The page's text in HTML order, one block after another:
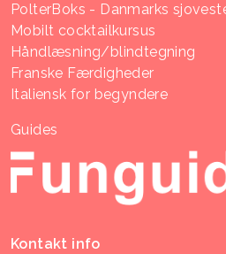
PolterBoks - Danmarks
Mobilt cocktailkursus
Håndlæsning/blindtegning
Franske Færdigheder
Italiensk for begyndere
Guides
Kontakt info